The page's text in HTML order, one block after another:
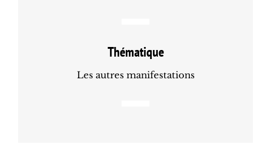
Thématique
Les autres manifestations